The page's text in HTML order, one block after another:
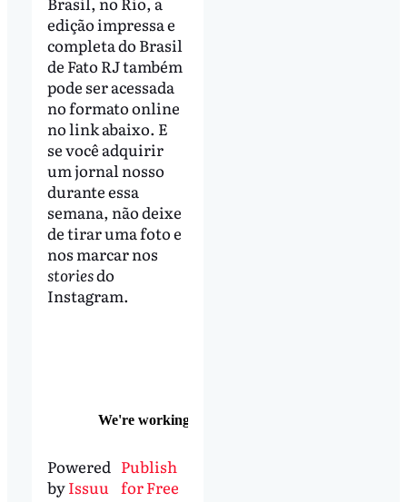
edição impressa e
completa do Brasil
de Fato RJ também
pode ser acessada
no formato online
no link abaixo. E
se você adquirir
um jornal nosso
durante essa
semana, não deixe
de tirar uma foto e
nos marcar nos
storiesdo
Instagram.
Powered
byIssuu
Publish
for Free